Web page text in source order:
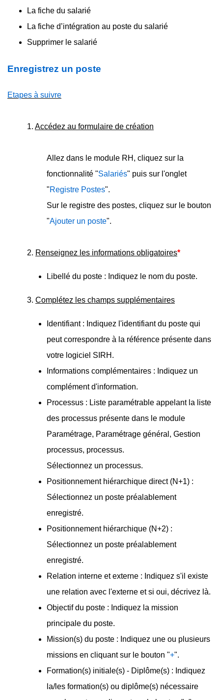
La fiche du salarié
La fiche d’intégration au poste du salarié
Supprimer le salarié
Enregistrez un poste
Etapes à suivre
1. Accédez au formulaire de création
Allez dans le module RH, cliquez sur la
fonctionnalité "Salariés" puis sur l'onglet
"Registre Postes".
Sur le registre des postes, cliquez sur le bouton
"Ajouter un poste".
2. Renseignez les informations obligatoires*
Libellé du poste : Indiquez le nom du poste.
3. Complétez les champs supplémentaires
Identifiant : Indiquez l'identifiant du poste qui
peut correspondre à la référence présente dans
votre logiciel SIRH.
Informations complémentaires : Indiquez un
complément d'information.
Processus : Liste paramétrable appelant la liste
des processus présente dans le module
Paramétrage, Paramétrage général, Gestion
processus, processus.
Sélectionnez un processus.
Positionnement hiérarchique direct (N+1) :
Sélectionnez un poste préalablement
enregistré.
Positionnement hiérarchique (N+2) :
Sélectionnez un poste préalablement
enregistré.
Relation interne et externe : Indiquez s'il existe
une relation avec l'externe et si oui, décrivez là.
Objectif du poste : Indiquez la mission
principale du poste.
Mission(s) du poste : Indiquez une ou plusieurs
missions en cliquant sur le bouton "+".
Formation(s) initiale(s) - Diplôme(s) : Indiquez
la/les formation(s) ou diplôme(s) nécessaire